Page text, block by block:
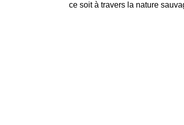
ce soit à travers la nature